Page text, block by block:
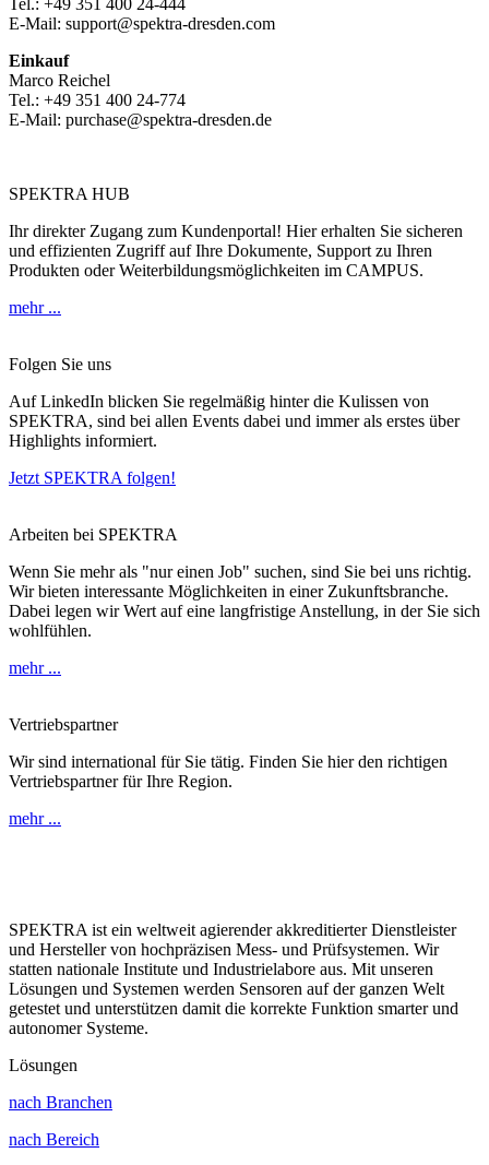
Tel.: +49 351 400 24-444
E-Mail: support@spektra-dresden.com
Einkauf
Marco Reichel
Tel.: +49 351 400 24-774
E-Mail: purchase@spektra-dresden.de
SPEKTRA HUB
Ihr direkter Zugang zum Kundenportal! Hier erhalten Sie sicheren
und effizienten Zugriff auf Ihre Dokumente, Support zu Ihren
Produkten oder Weiterbildungsmöglichkeiten im CAMPUS.
mehr ...
Folgen Sie uns
Auf LinkedIn blicken Sie regelmäßig hinter die Kulissen von
SPEKTRA, sind bei allen Events dabei und immer als erstes über
Highlights informiert.
Jetzt SPEKTRA folgen!
Arbeiten bei SPEKTRA
Wenn Sie mehr als "nur einen Job" suchen, sind Sie bei uns richtig.
Wir bieten interessante Möglichkeiten in einer Zukunftsbranche.
Dabei legen wir Wert auf eine langfristige Anstellung, in der Sie sich
wohlfühlen.
mehr ...
Vertriebspartner
Wir sind international für Sie tätig. Finden Sie hier den richtigen
Vertriebspartner für Ihre Region.
mehr ...
SPEKTRA ist ein weltweit agierender akkreditierter Dienstleister
und Hersteller von hochpräzisen Mess- und Prüfsystemen. Wir
statten nationale Institute und Industrielabore aus. Mit unseren
Lösungen und Systemen werden Sensoren auf der ganzen Welt
getestet und unterstützen damit die korrekte Funktion smarter und
autonomer Systeme.
Lösungen
nach Branchen
nach Bereich